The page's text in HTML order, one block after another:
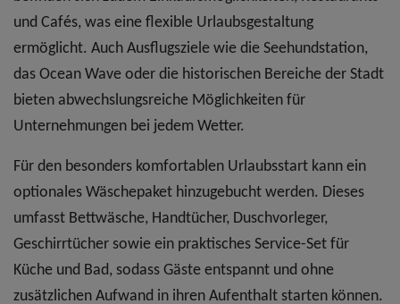
und Cafés, was eine flexible Urlaubsgestaltung
ermöglicht. Auch Ausflugsziele wie die Seehundstation,
das Ocean Wave oder die historischen Bereiche der Stadt
bieten abwechslungsreiche Möglichkeiten für
Unternehmungen bei jedem Wetter.
Für den besonders komfortablen Urlaubsstart kann ein
optionales Wäschepaket hinzugebucht werden. Dieses
umfasst Bettwäsche, Handtücher, Duschvorleger,
Geschirrtücher sowie ein praktisches Service-Set für
Küche und Bad, sodass Gäste entspannt und ohne
zusätzlichen Aufwand in ihren Aufenthalt starten können.